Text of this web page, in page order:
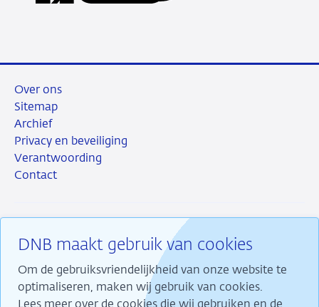
DNB maakt gebruik van cookies
Om de gebruiksvriendelijkheid van onze website te
optimaliseren, maken wij gebruik van cookies.
Over ons
Sitemap
Archief
Privacy en beveiliging
Verantwoording
Contact
RSS InstagramLinkedin
X